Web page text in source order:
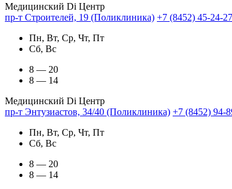
Медицинский Di Центр
пр-т Строителей, 19 (Поликлиника) +7 (8452) 45-24-27
Пн, Вт, Ср, Чт, Пт
Сб, Вс
8 — 20
8 — 14
Медицинский Di Центр
пр-т Энтузиастов, 34/40 (Поликлиника) +7 (8452) 94-
Пн, Вт, Ср, Чт, Пт
Сб, Вс
8 — 20
8 — 14